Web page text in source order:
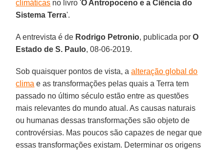
climáticas no livro 'O Antropoceno e a Ciência do
Sistema Terra'.
A entrevista é de Rodrigo Petronio, publicada porO
Estado de S. Paulo, 08-06-2019.
Sob quaisquer pontos de vista, aalteração global do
clima e as transformações pelas quais a Terra tem
passado no último século estão entre as questões
mais relevantes do mundo atual. As causas naturais
ou humanas dessas transformações são objeto de
controvérsias. Mas poucos são capazes de negar que
essas transformações existam. Determinar os origens